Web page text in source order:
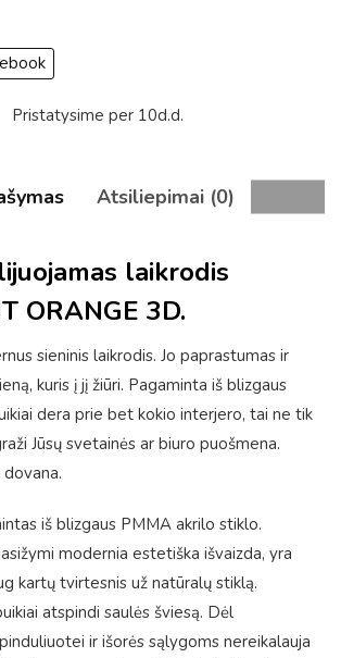
Pristatysime per 10d.d.
Atsiliepimai (0)
laikrodis
ORANGE 3D.
sieninis laikrodis. Jo paprastumas ir
kuris į jį žiūri. Pagaminta iš blizgaus
dera prie bet kokio interjero, tai ne tik
Jūsų svetainės ar biuro puošmena.
iš blizgaus PMMA akrilo stiklo.
modernia estetiška išvaizda, yra
kartų tvirtesnis už natūralų stiklą.
atspindi saulės šviesą. Dėl
ir išorės sąlygoms nereikalauja